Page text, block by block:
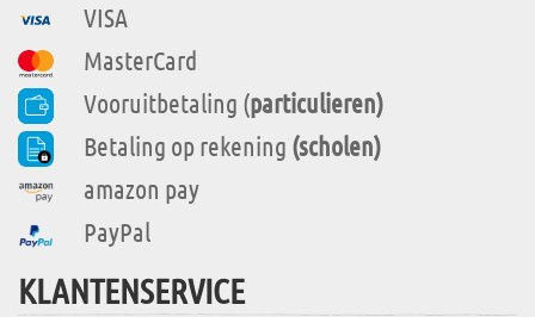
VISA
MasterCard
Vooruitbetaling (particulieren)
Betaling op rekening (scholen)
amazon pay
PayPal
KLANTENSERVICE